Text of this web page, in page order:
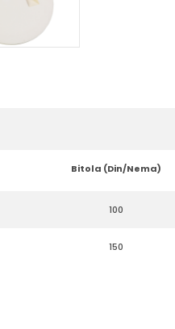
Bitola (Din/Nema)
100
150